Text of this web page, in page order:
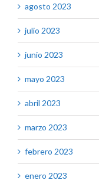
agosto 2023
julio 2023
junio 2023
mayo 2023
abril 2023
marzo 2023
febrero 2023
enero 2023